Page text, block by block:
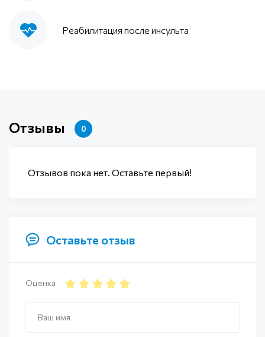
Реабилитация после инсульта
Отзывы 0
Отзывов пока нет. Оставьте первый!
Оставьте отзыв
Оценка